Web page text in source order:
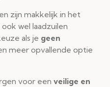
zijn makkelijk in het
wel laadzuilen
als je geen
meer opvallende optie
voor een veilige en